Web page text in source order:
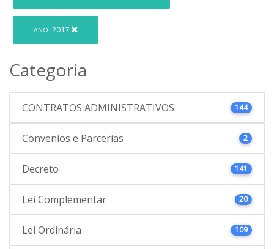
ANO: 2017
Categoria
CONTRATOS ADMINISTRATIVOS 144
Convenios e Parcerias 2
Decreto 141
Lei Complementar 20
Lei Ordinária 109